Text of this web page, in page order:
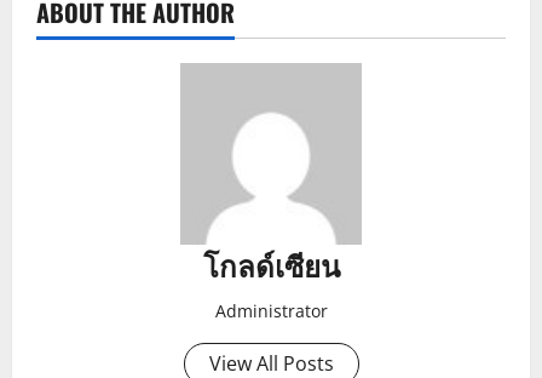
ABOUT THE AUTHOR
โกลด์เซียน
Administrator
View All Posts